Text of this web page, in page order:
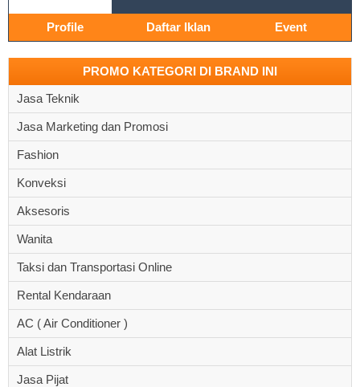
Profile Daftar Iklan Event
PROMO KATEGORI DI BRAND INI
Jasa Teknik
Jasa Marketing dan Promosi
Fashion
Konveksi
Aksesoris
Wanita
Taksi dan Transportasi Online
Rental Kendaraan
AC ( Air Conditioner )
Alat Listrik
Jasa Pijat